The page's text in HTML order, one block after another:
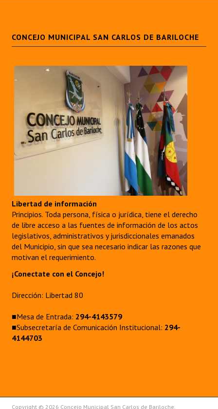
CONCEJO MUNICIPAL SAN CARLOS DE BARILOCHE
Libertad de información
Principios. Toda persona, física o jurídica, tiene el derecho
de libre acceso a las fuentes de información de los actos
legislativos, administrativos y jurisdiccionales emanados
del Municipio, sin que sea necesario indicar las razones que
motivan el requerimiento.
¡Conectate con el Concejo!
Dirección: Libertad 80
■Mesa de Entrada: 294-4143579
■Subsecretaría de Comunicación Institucional: 294-
4144703
Copyright © 2026 Concejo Municipal San Carlos de Bariloche.